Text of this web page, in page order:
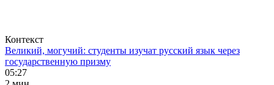
Контекст
Великий, могучий: студенты изучат русский язык через
государственную призму
05:27